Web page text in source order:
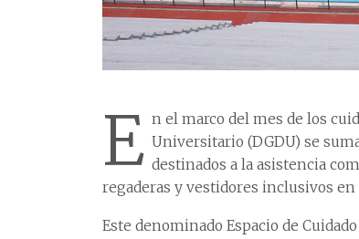
E n el marco del mes de los
Universitario (DGDU) se
destinados a la asistencia
regaderas y vestidores inclusivos
Este denominado Espacio de